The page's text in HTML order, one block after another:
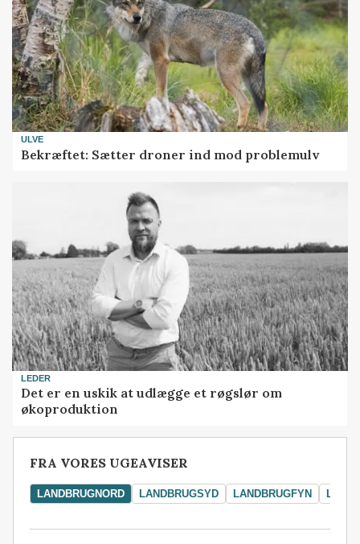
ULVE
Bekræftet: Sætter droner ind mod problemulv
LEDER
Det er en uskik at udlægge et røgslør om
økoproduktion
FRA VORES UGEAVISER
LANDBRUGNORD LANDBRUGSYD LANDBRUGFYN